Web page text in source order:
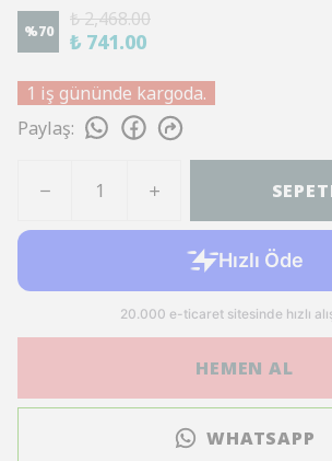
%70
₺ 2,468.00
₺ 741.00
1 iş gününde kargoda.
Paylaş:
HEMEN AL
WHATSAPP